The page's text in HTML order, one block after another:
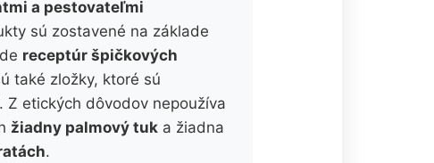
a pestovateľmi
sú zostavené na základe
receptúr špičkových
také zložky, ktoré sú
Z etických dôvodov nepoužíva
žiadny palmový tuk a žiadna
.